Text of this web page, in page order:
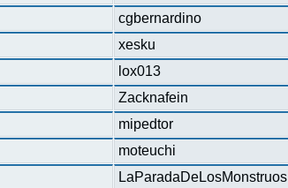
cgbernardino
xesku
lox013
Zacknafein
mipedtor
moteuchi
LaParadaDeLosMonstruos